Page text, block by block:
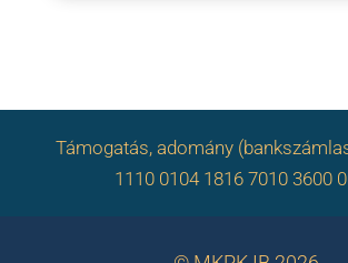
Támogatás, adomány
1110 0104 1816 7010 3600